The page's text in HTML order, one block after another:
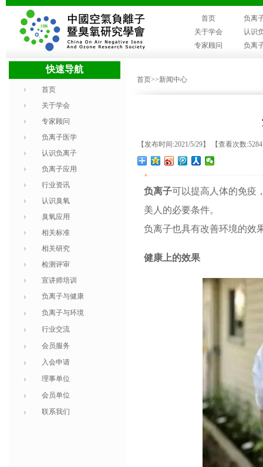
首页
负离
关于学会
认识
专家顾问
负离
快速导航
首页
关于学会
专家顾问
负离子医学
认识负离子
负离子应用
行业资讯
认识臭氧
臭氧应用
相关标准
相关研究
检测评审
宣讲师培训
负离子与健康
负离子与环境
行业交流
会员服务
入会申请
理事单位
会员单位
联系我们
首页>>新闻中心
【发布时间:2021/5/29】 【查看次数
+
负离子可以提高人体的免疫
美人的必要条件。
负离子也具有改善环境的效
健康上的效果